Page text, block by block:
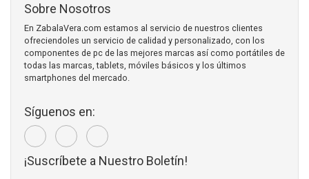
Sobre Nosotros
En ZabalaVera.com estamos al servicio de nuestros clientes
ofreciendoles un servicio de calidad y personalizado, con los
componentes de pc de las mejores marcas así como portátiles de
todas las marcas, tablets, móviles básicos y los últimos
smartphones del mercado.
Síguenos en:
¡Suscríbete a Nuestro Boletín!